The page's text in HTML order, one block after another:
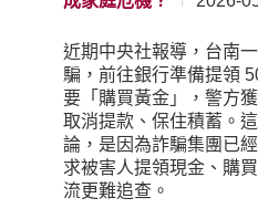
近期中央社報導，台南
騙，前往銀行準備提領
要「購買黃金」，警方
取消提款、保住積蓄。
論，是因為詐騙集團已
求被害人提領現金、購
流更難追查。